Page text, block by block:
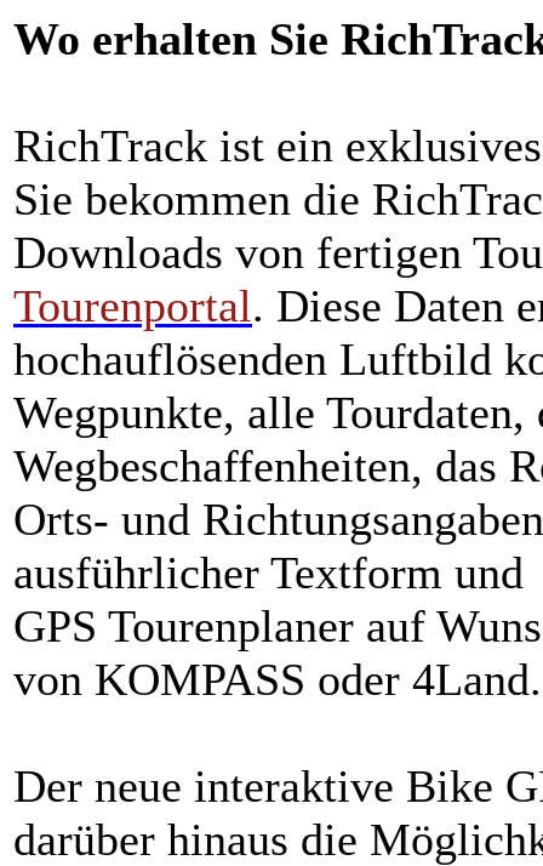
Wo erhalten Sie
RichTrack ist ein
Sie bekommen die
Downloads von fertigen
Tourenportal. Diese Daten
hochauflösenden Luftbild
Wegpunkte, alle
Wegbeschaffenheiten, das
Orts- und
ausführlicher Textform
GPS Tourenplaner auf
von KOMPASS oder 4Land.
Der neue interaktive Bike
darüber hinaus die